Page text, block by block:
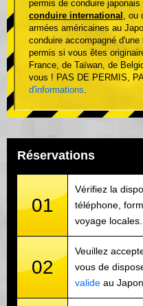
permis de conduire
conduire international , ou
armées américaines au
conduire accompagné
permis si vous êtes
France, de Taïwan, de
vous ! PAS DE PERMIS,
d'informations.
Réservations
01
Vérifiez la
téléphone,
voyage locales.
02
Veuillez
vous de
valide au Japon.